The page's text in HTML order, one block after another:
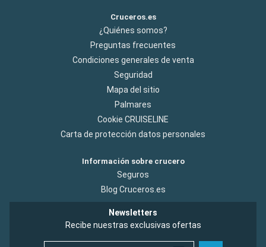
Cruceros.es
¿Quiénes somos?
Preguntas frecuentes
Condiciones generales de venta
Seguridad
Mapa del sitio
Palmares
Cookie CRUISELINE
Carta de protección datos personales
Información sobre crucero
Seguros
Blog Cruceros.es
Newsletters
Recibe nuestras exclusivas ofertas